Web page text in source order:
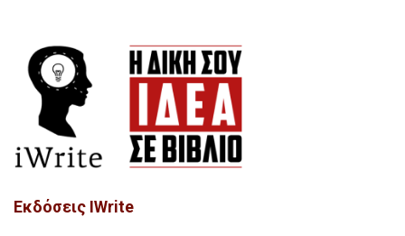
Εκδόσεις IWrite